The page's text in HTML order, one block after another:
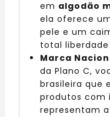
em algodão
ela oferece
pele e um
total
Marca
da Plano C,
brasileira que
produtos com
representam